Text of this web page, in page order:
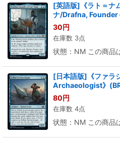
[英語版]《ラト＝ナ
ナ/Drafna, Founder
30円
在庫数 3点
状態：NM この商品
[日本語版]《ファラ
Archaeologist》
80円
在庫数 4点
状態：NM この商品